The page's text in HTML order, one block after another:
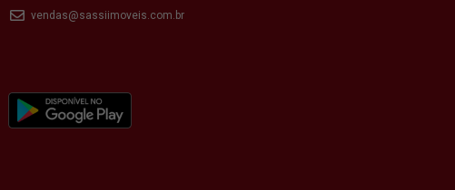
vendas@sassiimoveis.com.br